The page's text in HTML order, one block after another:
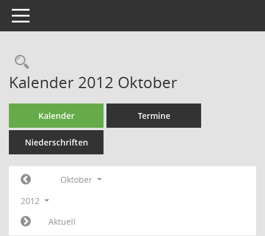
Toggle navigation
Rechercheauswahl
Kalender 2012 Oktober
Kalender Termine
Niederschriften
Oktober
2012
Aktuell